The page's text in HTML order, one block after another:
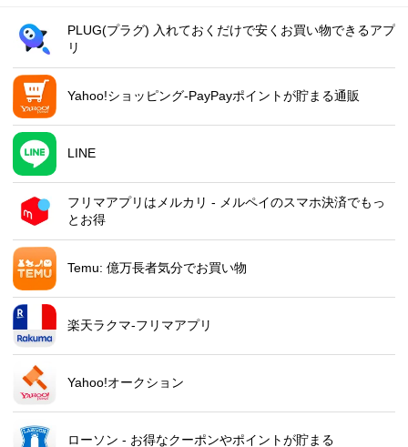
PLUG(プラグ) 入れておくだけで安くお買い物できるアプ
リ
Yahoo!ショッピング-PayPayポイントが貯まる通販
LINE
フリマアプリはメルカリ - メルペイのスマホ決済でもっ
とお得
Temu: 億万長者気分でお買い物
楽天ラクマ-フリマアプリ
Yahoo!オークション
ローソン - お得なクーポンやポイントが貯まる